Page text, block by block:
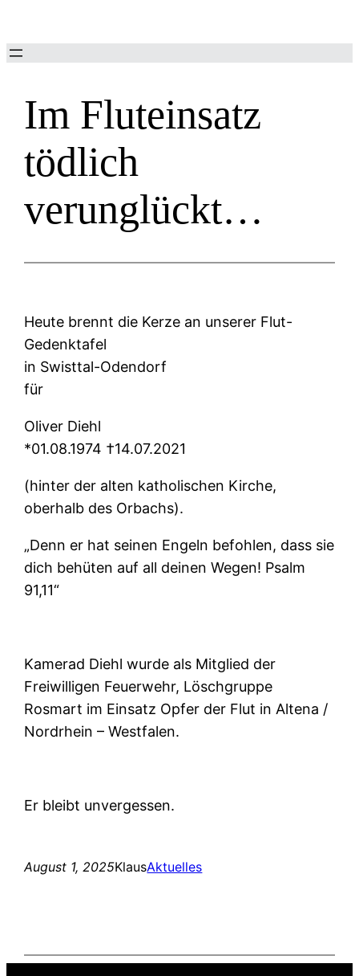
springen
Im Fluteinsatz
tödlich
verunglückt…
Heute brennt die Kerze an unserer Flut-
Gedenktafel
in Swisttal-Odendorf
für
Oliver Diehl
*01.08.1974 †14.07.2021
(hinter der alten katholischen Kirche,
oberhalb des Orbachs).
„Denn er hat seinen Engeln befohlen, dass sie
dich behüten auf all deinen Wegen! Psalm
91,11“
Kamerad Diehl wurde als Mitglied der
Freiwilligen Feuerwehr, Löschgruppe
Rosmart im Einsatz Opfer der Flut in Altena /
Nordrhein – Westfalen.
Er bleibt unvergessen.
August 1, 2025KlausAktuelles